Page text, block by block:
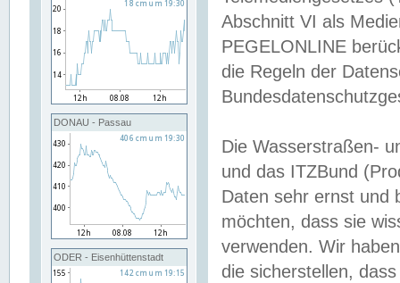
DONAU - Passau
ODER - Eisenhüttenstadt
Abschnitt VI als
PEGELONLINE
die Regeln der
Die Wasserstraßen-
und das ITZBund
Daten sehr ernst und
möchten, dass sie
verwenden. Wir
die sicherstellen,